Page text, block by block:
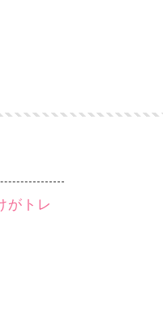
がトレ